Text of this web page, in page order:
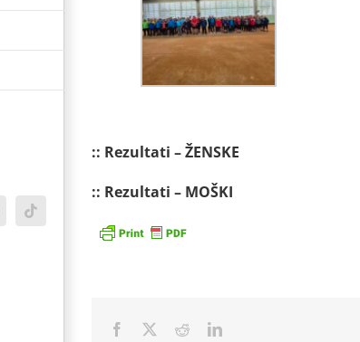
Tiktok
:: Rezultati – ŽENSKE
:: Rezultati – MOŠKI
Facebook RedditLinkedIn